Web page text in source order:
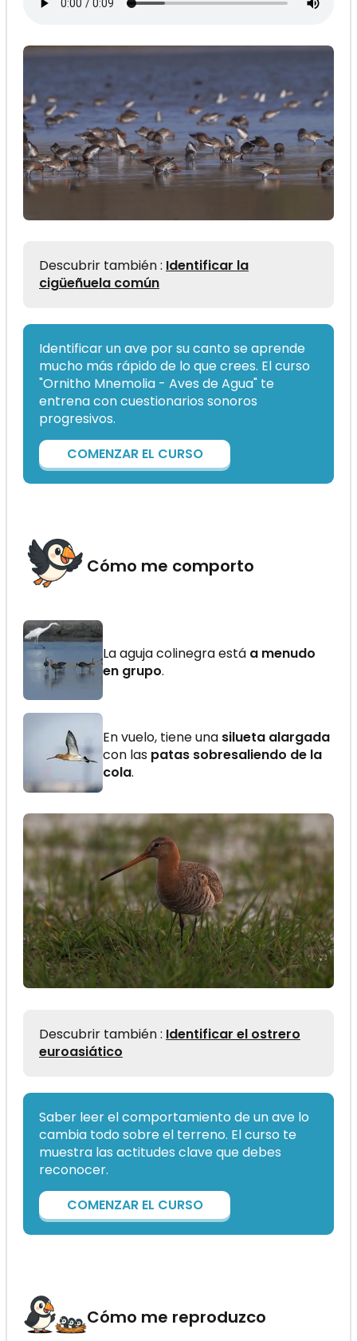
Descubrir también : Identificar la
cigüeñuela común
Identificar un ave por su canto se aprende
mucho más rápido de lo que crees. El curso
"Ornitho Mnemolia - Aves de Agua" te
entrena con cuestionarios sonoros
progresivos.
COMENZAR EL CURSO
Cómo me comporto
La aguja colinegra está a menudo
en grupo.
En vuelo, tiene una silueta alargada
con las patas sobresaliendo de la
cola.
Descubrir también : Identificar el ostrero
euroasiático
Saber leer el comportamiento de un ave lo
cambia todo sobre el terreno. El curso te
muestra las actitudes clave que debes
reconocer.
COMENZAR EL CURSO
Cómo me reproduzco